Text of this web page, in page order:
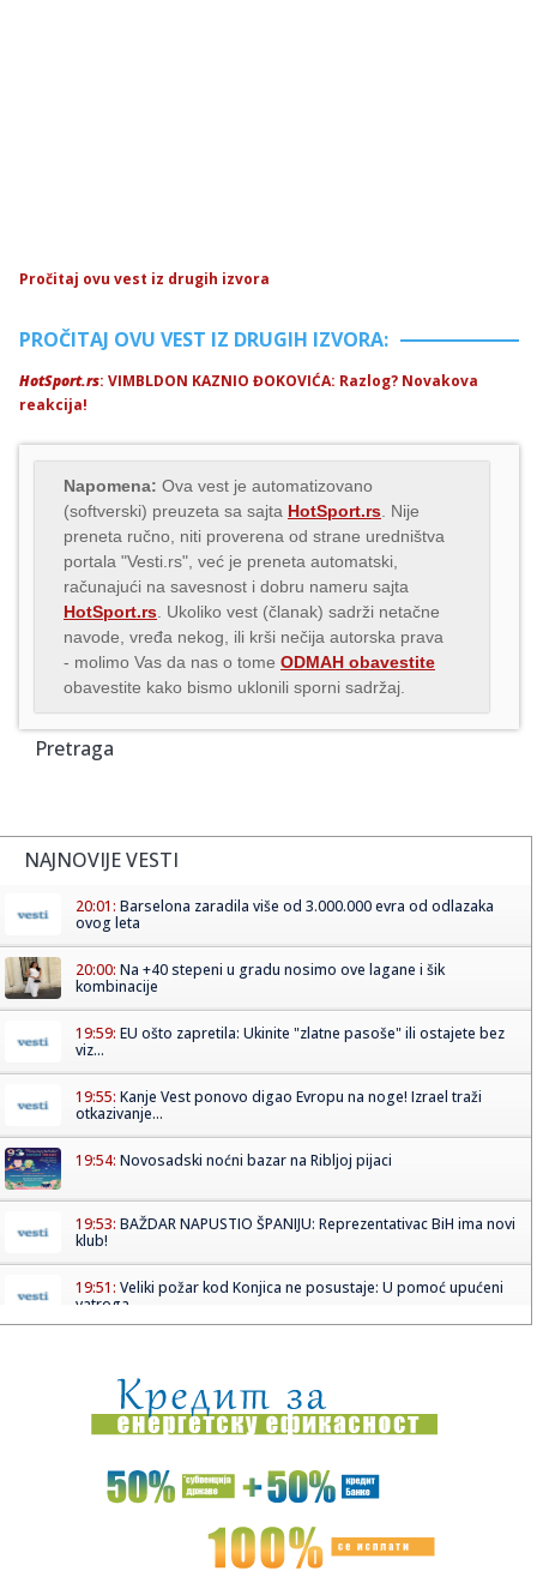
Pročitaj ovu vest iz drugih izvora
PROČITAJ OVU VEST IZ DRUGIH IZVORA:
HotSport.rs: VIMBLDON KAZNIO ĐOKOVIĆA: Razlog? Novakova
reakcija!
Napomena: Ova vest je automatizovano
(softverski) preuzeta sa sajta HotSport.rs . Nije
preneta ručno, niti proverena od strane uredništva
portala "Vesti.rs", već je preneta automatski,
računajući na savesnost i dobru nameru sajta
HotSport.rs . Ukoliko vest (članak) sadrži netačne
navode, vređa nekog, ili krši nečija autorska prava
- molimo Vas da nas o tome ODMAH obavestite
obavestite kako bismo uklonili sporni sadržaj.
Pretraga
NAJNOVIJE VESTI
20:01: Barselona zaradila više od 3.000.000 evra od odlazaka
ovog leta
20:00: Na +40 stepeni u gradu nosimo ove lagane i šik
kombinacije
19:59: EU ošto zapretila: Ukinite "zlatne pasoše" ili ostajete bez
viz...
19:55: Kanje Vest ponovo digao Evropu na noge! Izrael traži
otkazivanje...
19:54: Novosadski noćni bazar na Ribljoj pijaci
19:53: BAŽDAR NAPUSTIO ŠPANIJU: Reprezentativac BiH ima novi
klub!
19:51: Veliki požar kod Konjica ne posustaje: U pomoć upućeni
vatroga...
19:51:Samed Baždar novi fudbaler Sent Trudena
19:51:Nisu obični pacovi: Ove životinje otkrivaju mine i pronalaze
Madona i Kajli Minog konačno snimile duet: Poslušajte